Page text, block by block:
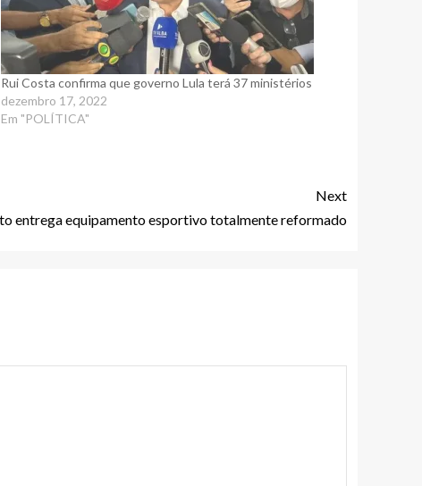
Rui Costa confirma que governo Lula terá 37 ministérios
dezembro 17, 2022
Em "POLÍTICA"
Next
entrega equipamento esportivo totalmente reformado